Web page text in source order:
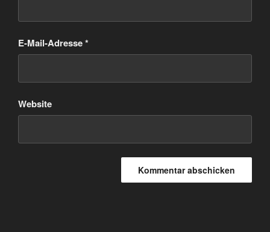
E-Mail-Adresse*
Website